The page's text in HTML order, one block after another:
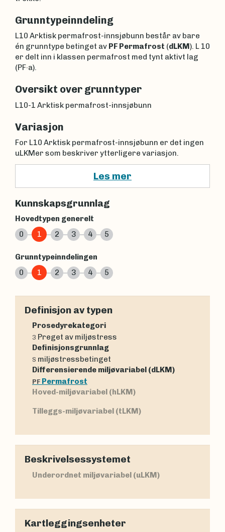
Grunntypeinndeling
L10 Arktisk permafrost-innsjøbunn består av bare
én grunntype betinget av PF Permafrost (dLKM ). L 10
er delt inn i klassen permafrost med tynt aktivt lag
(PF·a).
Oversikt over grunntyper
L10-1 Arktisk permafrost-innsjøbunn
Variasjon
For L10 Arktisk permafrost-innsjøbunn er det ingen
uLKMer som beskriver ytterligere variasjon.
Les mer
Kunnskapsgrunnlag
Hovedtypen generelt
0
1 2 3 4 5
Grunntypeinndelingen
0
1 2 3 4 5
Definisjon av typen
Prosedyrekategori
3 Preget av miljøstress
Definisjonsgrunnlag
S miljøstressbetinget
Differensierende miljøvariabel (dLKM)
PF Permafrost
Hoved-miljøvariabel (hLKM)
Tilleggs-miljøvariabel (tLKM)
Beskrivelsessystemet
Underordnet miljøvariabel (uLKM)
Kartleggingsenheter